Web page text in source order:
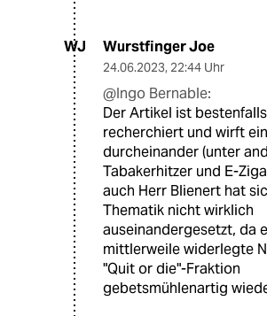
WJ Wurstfinger Joe
24.06.2023, 22:44 Uhr
@Ingo Bernable:
Der Artikel ist
recherchiert und wirft
durcheinander (unter
Tabakerhitzer und E-
auch Herr Blienert hat
Thematik nicht wirklich
auseinandergesetzt, da
mittlerweile widerlegte
"Quit or die"-Fraktion
gebetsmühlenartig